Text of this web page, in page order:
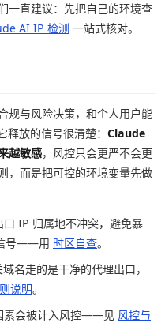
直建议：先把自己的环境查
AI IP 检测 一站式核对。
规与风险决策，和个人用户能
放的信号很清楚： Claude
越敏感，风控只会更严不会更
，而是把可控的环境变量先做
IP 归属地不冲突，避免暴
号——用 时区自查。
名走的是干净的代理出口，
说明。
素会被计入风控——见 风控与